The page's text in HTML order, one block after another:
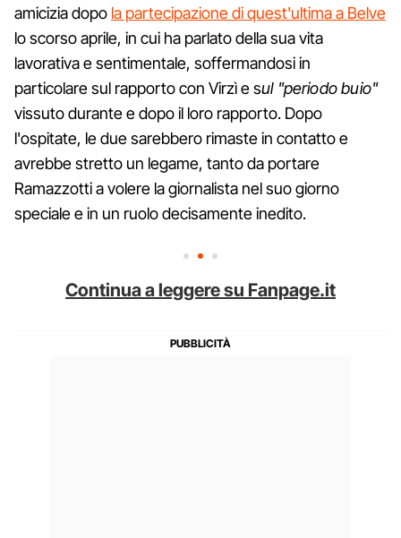
amicizia dopo la partecipazione di quest'ultima a Belve
lo scorso aprile, in cui ha parlato della sua vita
lavorativa e sentimentale, soffermandosi in
particolare sul rapporto con Virzì e sul "periodo buio"
vissuto durante e dopo il loro rapporto. Dopo
l'ospitate, le due sarebbero rimaste in contatto e
avrebbe stretto un legame, tanto da portare
Ramazzotti a volere la giornalista nel suo giorno
speciale e in un ruolo decisamente inedito.
Continua a leggere su Fanpage.it